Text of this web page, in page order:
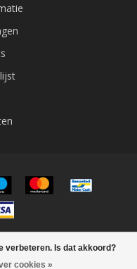
verbeteren. Is dat akkoord?
cookies »
expert